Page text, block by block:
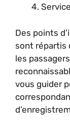
Des points
sont répartis
les
vous guider